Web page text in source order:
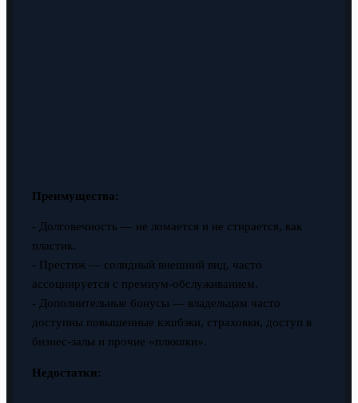
Преимущества:
- Долговечность — не ломается и не стирается, как
пластик.
- Престиж — солидный внешний вид, часто
ассоциируется с премиум-обслуживанием.
- Дополнительные бонусы — владельцам часто
доступны повышенные кэшбэки, страховки, доступ в
бизнес-залы и прочие «плюшки».
Недостатки: